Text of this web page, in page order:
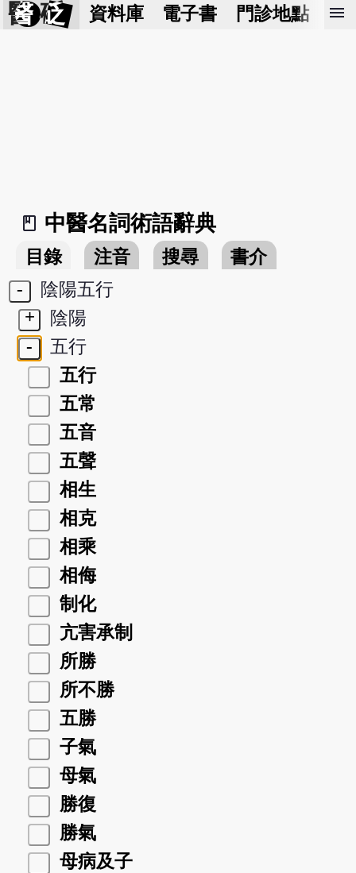
醫 砭 資料庫 電子書 門診地點 預
menu
book_2
中醫名詞術語辭典
目錄 注音 搜尋
書介
-
陰陽五行
+
陰陽
-
五行
五行
五常
五音
五聲
相生
相克
相乘
相侮
制化
亢害承制
所勝
所不勝
五勝
子氣
母氣
勝復
勝氣
母病及子